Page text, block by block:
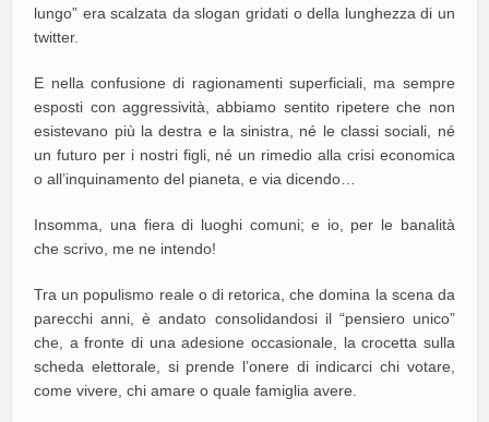
lungo” era scalzata da slogan gridati o della lunghezza di un
twitter.
E nella confusione di ragionamenti superficiali, ma sempre
esposti con aggressività, abbiamo sentito ripetere che non
esistevano più la destra e la sinistra, né le classi sociali, né
un futuro per i nostri figli, né un rimedio alla crisi economica
o all’inquinamento del pianeta, e via dicendo…
Insomma, una fiera di luoghi comuni; e io, per le banalità
che scrivo, me ne intendo!
Tra un populismo reale o di retorica, che domina la scena da
parecchi anni, è andato consolidandosi il “pensiero unico”
che, a fronte di una adesione occasionale, la crocetta sulla
scheda elettorale, si prende l’onere di indicarci chi votare,
come vivere, chi amare o quale famiglia avere.